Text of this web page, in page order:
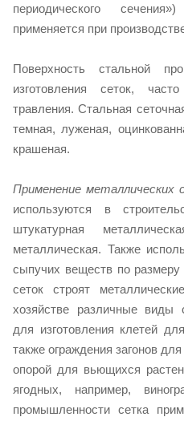
периодического
применяется при
Поверхность стальной
изготовления сеток,
травления. Стальная
темная, луженая,
крашеная.
Применение металлических
используются в
штукатурная
металлическая. Также
сыпучих веществ по
сеток строят
хозяйстве различные виды
для изготовления клетей
также ограждения загонов
опорой для вьющихся
ягодных, например,
промышленности сетка